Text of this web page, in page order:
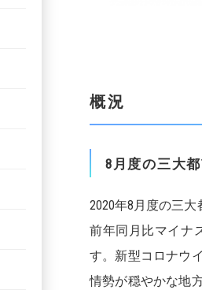
概況
8 月度の三大
2020年8月度の三大
前年同月比マイナ
す。新型コロナウ
情勢が穏やかな地